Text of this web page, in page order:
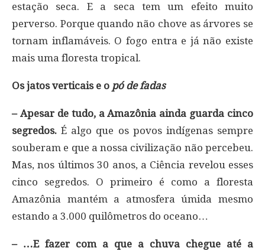
estação seca. E a seca tem um efeito muito
perverso. Porque quando não chove as árvores se
tornam inflamáveis. O fogo entra e já não existe
mais uma floresta tropical.
Os jatos verticais e o pó de fadas
– Apesar de tudo, a Amazônia ainda guarda cinco
segredos. É algo que os povos indígenas sempre
souberam e que a nossa civilização não percebeu.
Mas, nos últimos 30 anos, a Ciência revelou esses
cinco segredos. O primeiro é como a floresta
Amazônia mantém a atmosfera úmida mesmo
estando a 3.000 quilômetros do oceano…
– …E fazer com a que a chuva chegue até a